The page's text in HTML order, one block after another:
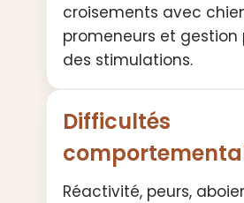
croisements avec
promeneurs et gestion
des stimulations.
Difficultés
Réactivité, peurs,